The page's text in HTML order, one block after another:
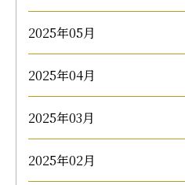
2025年05月
2025年04月
2025年03月
2025年02月